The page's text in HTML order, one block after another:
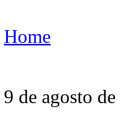
Home
9 de agosto